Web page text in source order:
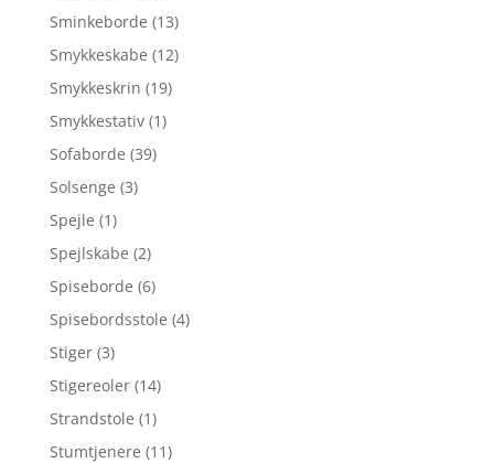
Sminkeborde (13)
Smykkeskabe (12)
Smykkeskrin (19)
Smykkestativ (1)
Sofaborde (39)
Solsenge (3)
Spejle (1)
Spejlskabe (2)
Spiseborde (6)
Spisebordsstole (4)
Stiger (3)
Stigereoler (14)
Strandstole (1)
Stumtjenere (11)